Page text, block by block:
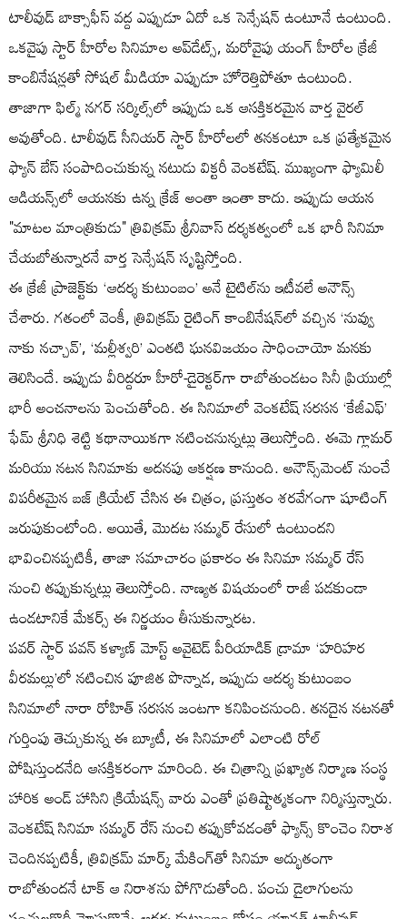
టాలీవుడ్ బాక్సాఫీస్ వద్ద ఎప్పుడూ ఏదో ఒక సెన్సేషన్ ఉంటూనే ఉంటుంది.
ఒకవైపు స్టార్ హీరోల సినిమాల అప్‌డేట్స్, మరోవైపు యంగ్ హీరోల క్రేజీ
కాంబినేషన్లతో సోషల్ మీడియా ఎప్పుడూ హోరెత్తిపోతూ ఉంటుంది.
తాజాగా ఫిల్మ్ నగర్ సర్కిల్స్‌లో ఇప్పుడు ఒక ఆసక్తికరమైన వార్త వైరల్
అవుతోంది. టాలీవుడ్ సీనియర్ స్టార్ హీరోలలో తనకంటూ ఒక ప్రత్యేకమైన
ఫ్యాన్ బేస్ సంపాదించుకున్న నటుడు విక్టరీ వెంకటేష్. ముఖ్యంగా ఫ్యామిలీ
ఆడియన్స్‌లో ఆయనకు ఉన్న క్రేజ్ అంతా ఇంతా కాదు. ఇప్పుడు ఆయన
"మాటల మాంత్రికుడు" త్రివిక్రమ్ శ్రీనివాస్ దర్శకత్వంలో ఒక భారీ సినిమా
చేయబోతున్నారనే వార్త సెన్సేషన్ సృష్టిస్తోంది.
ఈ క్రేజీ ప్రాజెక్ట్‌కు ‘ఆదర్శ కుటుంబం’ అనే టైటిల్‌ను ఇటీవలే అనౌన్స్
చేశారు. గతంలో వెంకీ, త్రివిక్రమ్ రైటింగ్ కాంబినేషన్‌లో వచ్చిన ‘నువ్వు
నాకు నచ్చావ్’, ‘మల్లీశ్వరి’ ఎంతటి ఘనవిజయం సాధించాయో మనకు
తెలిసిందే. ఇప్పుడు వీరిద్దరూ హీరో-డైరెక్టర్‌గా రాబోతుండటం సినీ ప్రియుల్లో
భారీ అంచనాలను పెంచుతోంది. ఈ సినిమాలో వెంకటేష్ సరసన ‘కేజీఎఫ్’
ఫేమ్ శ్రీనిధి శెట్టి కథానాయికగా నటించనున్నట్లు తెలుస్తోంది. ఈమె గ్లామర్
మరియు నటన సినిమాకు అదనపు ఆకర్షణ కానుంది. అనౌన్స్‌మెంట్ నుంచే
విపరీతమైన బజ్ క్రియేట్ చేసిన ఈ చిత్రం, ప్రస్తుతం శరవేగంగా షూటింగ్
జరుపుకుంటోంది. అయితే, మొదట సమ్మర్ రేసులో ఉంటుందని
భావించినప్పటికీ, తాజా సమాచారం ప్రకారం ఈ సినిమా సమ్మర్ రేస్
నుంచి తప్పుకున్నట్లు తెలుస్తోంది. నాణ్యత విషయంలో రాజీ పడకుండా
ఉండటానికే మేకర్స్ ఈ నిర్ణయం తీసుకున్నారట.
పవర్ స్టార్ పవన్ కళ్యాణ్ మోస్ట్ అవైటెడ్ పీరియాడిక్ డ్రామా ‘హరిహర
వీరమల్లు’లో నటించిన పూజిత పొన్నాడ, ఇప్పుడు ఆదర్శ కుటుంబం
సినిమాలో నారా రోహిత్ సరసన జంటగా కనిపించనుంది. తనదైన నటనతో
గుర్తింపు తెచ్చుకున్న ఈ బ్యూటీ, ఈ సినిమాలో ఎలాంటి రోల్
పోషిస్తుందనేది ఆసక్తికరంగా మారింది. ఈ చిత్రాన్ని ప్రఖ్యాత నిర్మాణ సంస్థ
హారిక అండ్ హాసిని క్రియేషన్స్ వారు ఎంతో ప్రతిష్టాత్మకంగా నిర్మిస్తున్నారు.
వెంకటేష్ సినిమా సమ్మర్ రేస్ నుంచి తప్పుకోవడంతో ఫ్యాన్స్ కొంచెం నిరాశ
చెందినప్పటికీ, త్రివిక్రమ్ మార్క్ మేకింగ్‌తో సినిమా అద్భుతంగా
రాబోతుందనే టాక్ ఆ నిరాశను పోగొడుతోంది. పంచు డైలాగులను